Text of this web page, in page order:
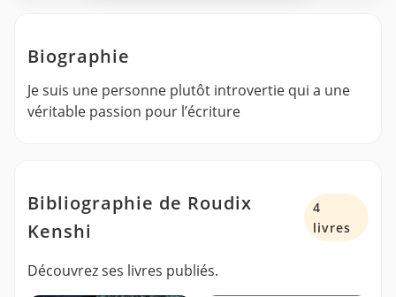
Biographie
Je suis une personne plutôt introvertie qui a une
véritable passion pour l’écriture
Bibliographie de Roudix
Kenshi
4
livres
Découvrez ses livres publiés.